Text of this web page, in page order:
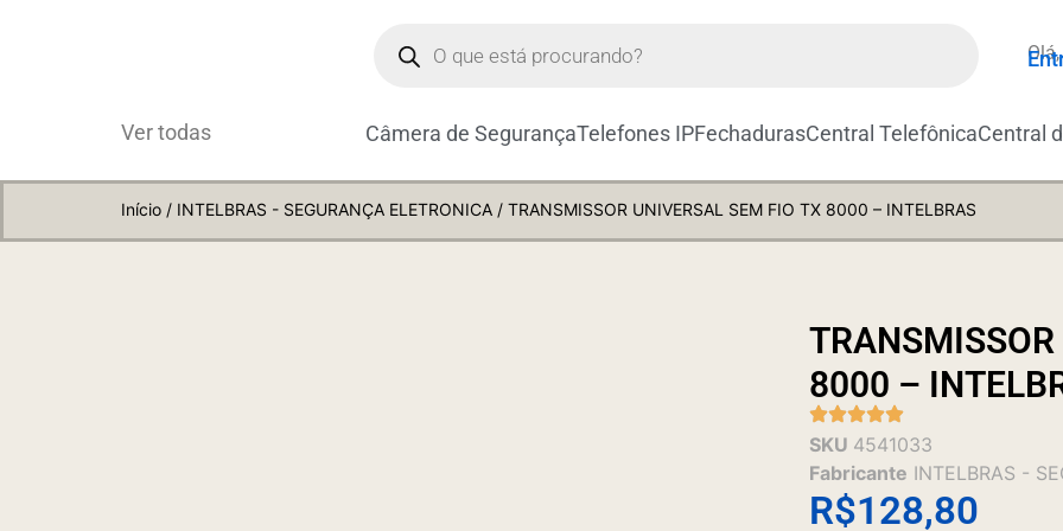
Ver todas Câmera de SegurançaTelefones IPFechadurasCentral TelefônicaCentral
Início / INTELBRAS - SEGURANÇA ELETRONICA / TRANSMISSOR UNIVERSAL SEM FIO TX 8000 – INTELBRAS
8000 –
SKU 4541033
Fabricante INTELBRAS -
R$128,80